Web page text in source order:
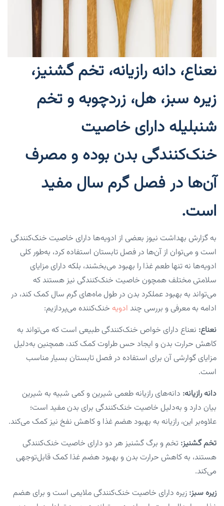
نعناع، دانه رازیانه، تخم گشنیز،
زیره سبز، هل، زردچوبه و تخم
شنبلیله دارای خاصیت
خنک‌کنندگی بدن بوده و مصرف
آن‌ها در فصل گرم سال مفید
است.
به گزارش بهداشت نیوز بعضی از ادویه‌ها دارای خاصیت خنک‌کنندگی
است و می‌توان از آن‌ها در فصل تابستان استفاده کرد، به‌طور کلی
ادویه‌ها نه تنها طعم غذا را بهبود می‌بخشند، بلکه دارای مزایای
سلامتی مختلف همچون خاصیت خنک‌کنندگی نیز هستند که
می‌تواند به بهبود عملکرد بدن در طول ماه‌های گرم سال کمک کند، در
ادامه به معرفی و بررسی چند ادویه خنک‌کننده می‌پردازیم:
نعناع: نعناع دارای خواص خنک‌کنندگی طبیعی است که می‌تواند به
کاهش حرارت بدن و ایجاد حس طراوت کمک کند، همچنین به‌دلیل
مزایای گوارشی آن برای استفاده در فصل تابستان بسیار مناسب
است.
دانه رازیانه: دانه‌های رازیانه طعمی شیرین و کمی شبیه به شیرین
بیان دارد و به‌دلیل خاصیت خنک‌کنندگی برای بدن مفید است؛
علاوه‌بر این، رازیانه به بهبود هضم غذا و کاهش نفخ نیز کمک می‌کند.
تخم گشنیز: تخم و برگ گشنیز هر دو دارای خاصیت خنک‌کنندگی
هستند، به کاهش حرارت بدن و بهبود هضم غذا کمک قابل‌توجهی
می‌کند.
زیره سبز: زیره دارای خاصیت خنک‌کنندگی ملایمی است و برای هضم